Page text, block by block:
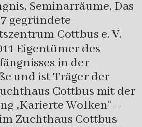
Seminarräume, Das
gegründete
Cottbus e. V.
Eigentümer des
in der
und ist Träger der
Cottbus mit der
„Karierte Wolken“ –
Zuchthaus Cottbus